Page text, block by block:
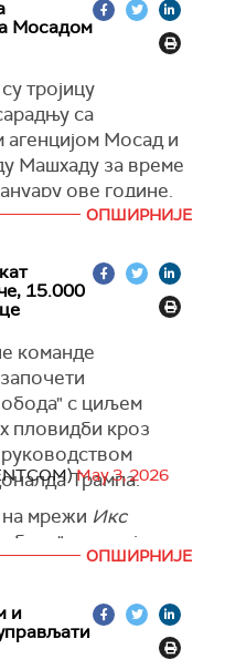
у међународним
док су остали
били су
изјавила је
били приморани
на земљи, са
као и да су
злостављани.
онесвестио од
се, према
класификовати
пред суд, где
још четири дана.
хуманитарне
израелске снаге
водама, у
километара од
22 пловила са
Мосадом
тројицу
са
агенцијом Мосад и
Машхаду за време
ове године.
ОПШИРНИЈЕ
15.000
команде
с циљем
пловидби кроз
Трампа.
мрежи Икс
укључује
више од
летелица,
15.000
May 3, 2026
ОПШИРНИЈЕ
и